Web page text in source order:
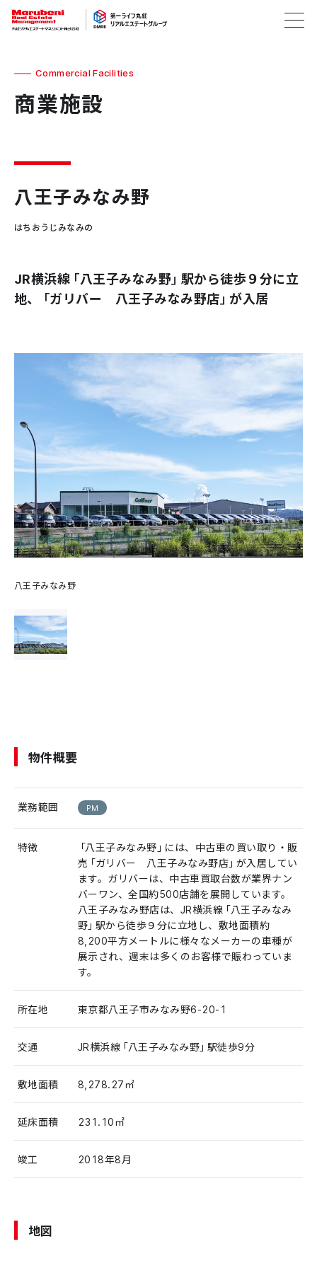
Commercial Facilities
商業施設
八王子みなみ野
はちおうじみなみの
JR横浜線「八王子みなみ野」駅から徒歩９分に立
地、「ガリバー 八王子みなみ野店」が入居
物件概要
業務範囲 PM
特徴
「八王子みなみ野」には、中古車の買い取り・販
売「ガリバー 八王子みなみ野店」が入居してい
ます。ガリバーは、中古車買取台数が業界ナン
バーワン、全国約500店舗を展開しています。
八王子みなみ野店は、JR横浜線「八王子みなみ
野」駅から徒歩９分に立地し、敷地面積約
8,200平方メートルに様々なメーカーの車種が
展示され、週末は多くのお客様で賑わっていま
す。
所在地 東京都八王子市みなみ野6-20-1
交通 JR横浜線「八王子みなみ野」駅徒歩9分
敷地面積 8,278.27㎡
延床面積 231.10㎡
竣工 2018年8月
八王子みなみ野
地図